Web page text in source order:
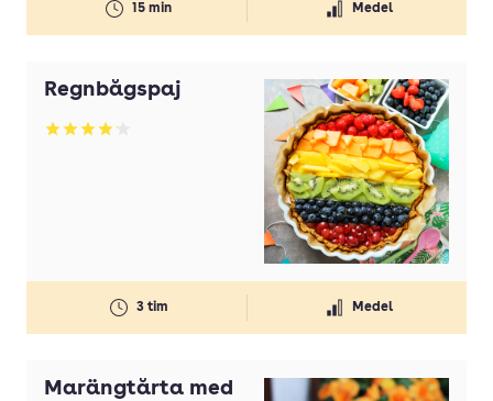
15 min Medel
Regnbågspaj
Betyg: 4.16 av 5
3 tim Medel
Marängtårta med